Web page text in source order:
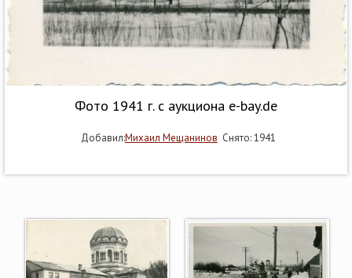
Фото 1941 г. с аукциона e-bay.de
Добавил:Михаил Мещанинов Снято: 1941